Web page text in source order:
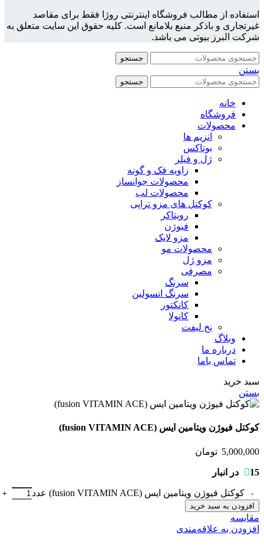
استفاده از مطالب فروشگاه اینترنتی روژا فقط برای مقاصد
غیرتجاری و باذکر منبع بلامانع است. کلیه حقوق این سایت متعلق به
شرکت البرز بیوتی می باشد.
جستجو
بستن
جستجو
خانه
فروشگاه
محصولات
انزیم ها
بوتاکس
ژل و فیلر
زاویه فک و گونه
محصولات جوانساز
محصولات لب
کوکتل های مزو تراپی
رویتاکر
فیوژن
مزو لایک
محصولات مو
مزو ژل
مصرفی
سرنگ
سرنگ انسولین
کانکتور
کانولا
نخ لیفت
وبلاگ
درباره ما
تماس باما
سبد خرید
بستن
کوکتل فیوژن ویتامین ایس (fusion VITAMIN ACE)
5,000,000 تومان
15 در انبار
کوکتل فیوژن ویتامین ایس (fusion VITAMIN ACE) عدد
افزودن به سبد خرید
مقایسه
افزودن به علاقه‌مندی